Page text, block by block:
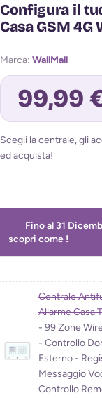
Configura il
Casa GSM 4G
Marca: WallMall
99,99
Avvisami quando
Scegli la centrale, gli
ed acquista!
Fino al 31
scopri come !
Centrale
Allarme Casa
- 99 Zone
- Controllo
Esterno -
Messaggio
Controllo